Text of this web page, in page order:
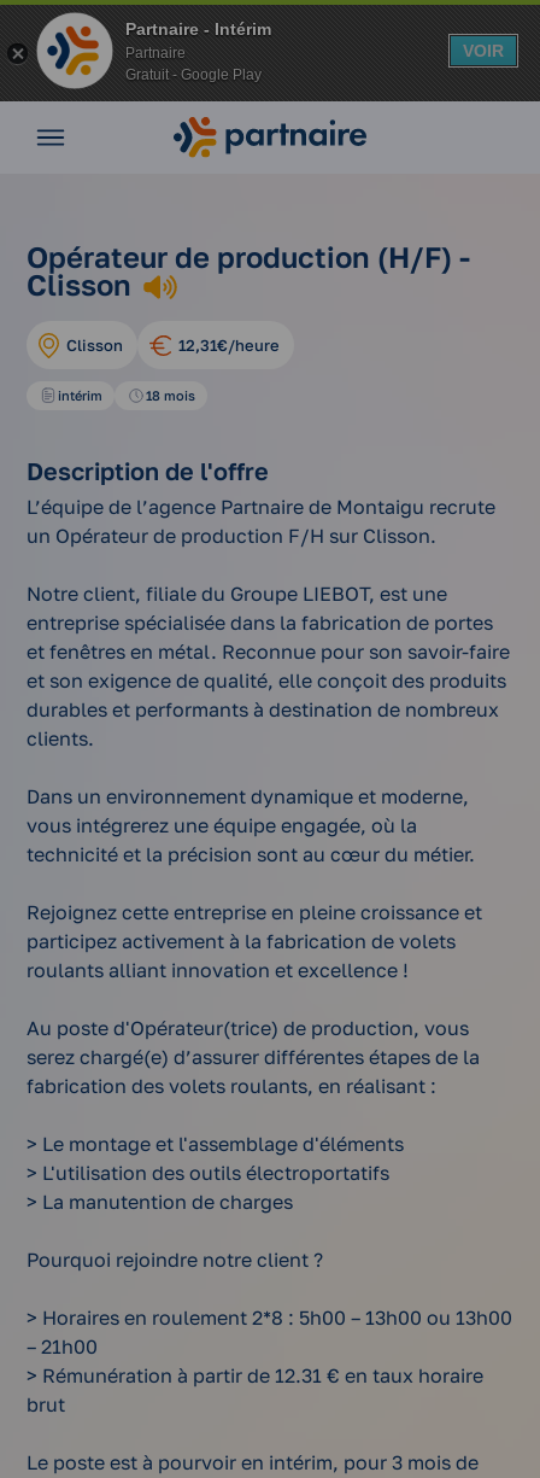
Partnaire - Intérim
Partnaire
Gratuit - Google Play
VOIR
Nos
Vos
avantages
Nos
conseils
Espace
entreprise
Accueil
nos
offres
d'emplois
de
production
Opérateur de production (H/F) -
Clisson
Clisson 12,31€/heure
intérim 18 mois
Description de l'offre
L’équipe de l’agence Partnaire de Montaigu recrute
un Opérateur de production F/H sur Clisson.
Notre client, filiale du Groupe LIEBOT, est une
entreprise spécialisée dans la fabrication de portes
et fenêtres en métal. Reconnue pour son savoir-faire
et son exigence de qualité, elle conçoit des produits
durables et performants à destination de nombreux
clients.
Dans un environnement dynamique et moderne,
vous intégrerez une équipe engagée, où la
technicité et la précision sont au cœur du métier.
Rejoignez cette entreprise en pleine croissance et
participez activement à la fabrication de volets
roulants alliant innovation et excellence !
Au poste d'Opérateur(trice) de production, vous
serez chargé(e) d’assurer différentes étapes de la
fabrication des volets roulants, en réalisant :
> Le montage et l'assemblage d'éléments
> L'utilisation des outils électroportatifs
> La manutention de charges
Pourquoi rejoindre notre client ?
> Horaires en roulement 2*8 : 5h00 – 13h00 ou 13h00
– 21h00
> Rémunération à partir de 12.31 € en taux horaire
brut
Le poste est à pourvoir en intérim, pour 3 mois de